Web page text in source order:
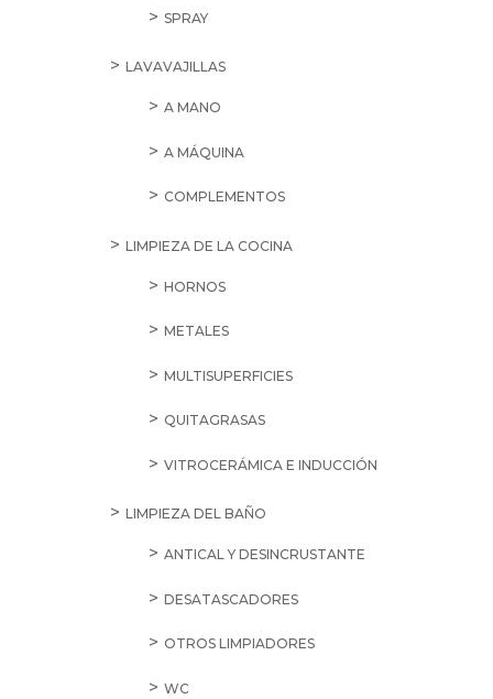
SPRAY
LAVAVAJILLAS
A MANO
A MÁQUINA
COMPLEMENTOS
LIMPIEZA DE LA COCINA
HORNOS
METALES
MULTISUPERFICIES
QUITAGRASAS
VITROCERÁMICA E INDUCCIÓN
LIMPIEZA DEL BAÑO
ANTICAL Y DESINCRUSTANTE
DESATASCADORES
OTROS LIMPIADORES
WC